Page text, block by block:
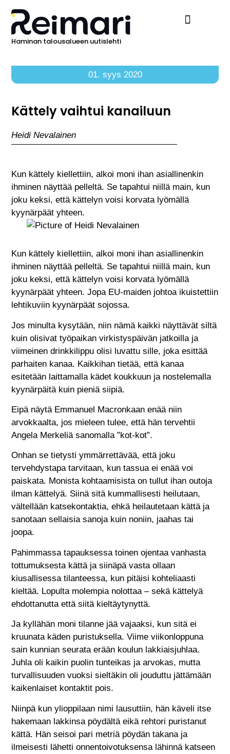
Haminan talousalueen uutislehti
01. syys 2020
Kättely vaihtui kanailuun
Heidi Nevalainen
Kun kättely kiellettiin, alkoi moni ihan asiallinenkin
ihminen näyttää pelleltä. Se tapahtui niillä main, kun
joku keksi, että kättelyn voisi korvata lyömällä
kyynärpäät yhteen.
Kun kättely kiellettiin, alkoi moni ihan asiallinenkin
ihminen näyttää pelleltä. Se tapahtui niillä main, kun
joku keksi, että kättelyn voisi korvata lyömällä
kyynärpäät yhteen. Jopa EU-maiden johtoa ikuistettiin
lehtikuviin kyynärpäät sojossa.
Jos minulta kysytään, niin nämä kaikki näyttävät siltä
kuin olisivat työpaikan virkistyspäivän jatkoilla ja
viimeinen drinkkilippu olisi luvattu sille, joka esittää
parhaiten kanaa. Kaikkihan tietää, että kanaa
esitetään laittamalla kädet koukkuun ja nostelemalla
kyynärpäitä kuin pieniä siipiä.
Eipä näytä Emmanuel Macronkaan enää niin
arvokkaalta, jos mieleen tulee, että hän tervehtii
Angela Merkeliä sanomalla ”kot-kot”.
Onhan se tietysti ymmärrettävää, että joku
tervehdystapa tarvitaan, kun tassua ei enää voi
paiskata. Monista kohtaamisista on tullut ihan outoja
ilman kättelyä. Siinä sitä kummallisesti heilutaan,
vältellään katsekontaktia, ehkä heilautetaan kättä ja
sanotaan sellaisia sanoja kuin noniin, jaahas tai
joopa.
Pahimmassa tapauksessa toinen ojentaa vanhasta
tottumuksesta kättä ja siinäpä vasta ollaan
kiusallisessa tilanteessa, kun pitäisi kohteliaasti
kieltää. Lopulta molempia nolottaa – sekä kättelyä
ehdottanutta että siitä kieltäytynyttä.
Ja kyllähän moni tilanne jää vajaaksi, kun sitä ei
kruunata käden puristuksella. Viime viikonloppuna
sain kunnian seurata erään koulun lakkiaisjuhlaa.
Juhla oli kaikin puolin tunteikas ja arvokas, mutta
turvallisuuden vuoksi sieltäkin oli jouduttu jättämään
kaikenlaiset kontaktit pois.
Niinpä kun ylioppilaan nimi lausuttiin, hän käveli itse
hakemaan lakkinsa pöydältä eikä rehtori puristanut
kättä. Hän seisoi pari metriä pöydän takana ja
ilmeisesti lähetti onnentoivotuksensa lähinnä katseen